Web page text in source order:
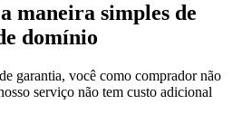
maneira simples de
domínio
garantia, você como comprador não
serviço não tem custo adicional